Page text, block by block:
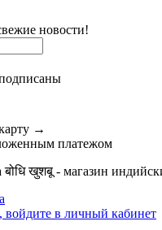
новости!
खुशबू - магазин
войдите в личный кабинет